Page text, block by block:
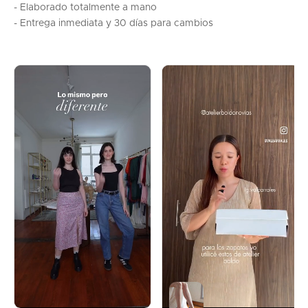
- Elaborado totalmente a mano
- Entrega inmediata y 30 días para cambios